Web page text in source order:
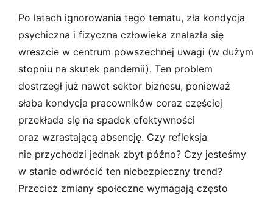
Po latach ignorowania tego tematu, zła kondycja
psychiczna i fizyczna człowieka znalazła się
wreszcie w centrum powszechnej uwagi (w dużym
stopniu na skutek pandemii). Ten problem
dostrzegł już nawet sektor biznesu, ponieważ
słaba kondycja pracowników coraz częściej
przekłada się na spadek efektywności
oraz wzrastającą absencję. Czy refleksja
nie przychodzi jednak zbyt późno? Czy jesteśmy
w stanie odwrócić ten niebezpieczny trend?
Przecież zmiany społeczne wymagają często